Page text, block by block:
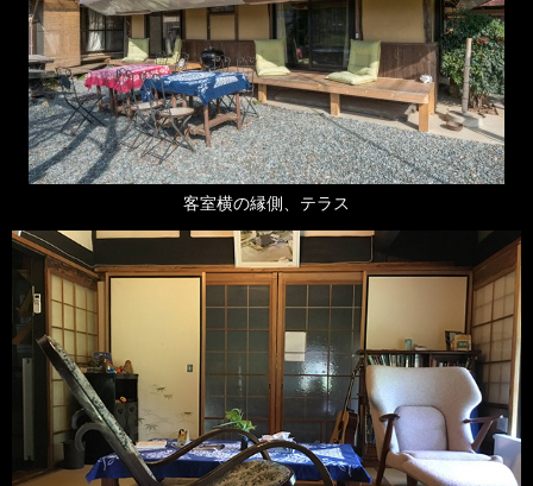
客室横の縁側、テラス